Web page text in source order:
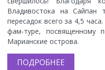
Владивостока на Сайпан
пересадок всего за 4,5
фам-туре, посвященному
Марианские острова.
ПОДРОБНЕЕ